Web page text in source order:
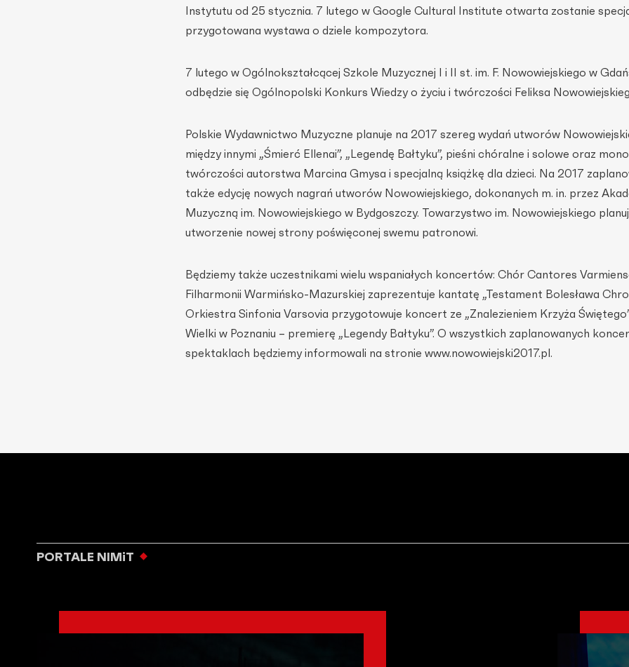
Instytutu od 25 stycznia. 7 lutego w Google Cultural Institute otwarta zostanie
przygotowana wystawa o dziele kompozytora.
7 lutego w Ogólnokształcącej Szkole Muzycznej I i II st. im. F. Nowowiejskiego w
odbędzie się Ogólnopolski Konkurs Wiedzy o życiu i twórczości Feliksa
Polskie Wydawnictwo Muzyczne planuje na 2017 szereg wydań utworów
między innymi „Śmierć Ellenai”, „Legendę Bałtyku”, pieśni chóralne i solowe oraz
twórczości autorstwa Marcina Gmysa i specjalną książkę dla dzieci. Na 2017
także edycję nowych nagrań utworów Nowowiejskiego, dokonanych m. in. przez
Muzyczną im. Nowowiejskiego w Bydgoszczy. Towarzystwo im. Nowowiejskiego
utworzenie nowej strony poświęconej swemu patronowi.
Będziemy także uczestnikami wielu wspaniałych koncertów: Chór Cantores
Filharmonii Warmińsko-Mazurskiej zaprezentuje kantatę „Testament Bolesława
Orkiestra Sinfonia Varsovia przygotowuje koncert ze „Znalezieniem Krzyża
Wielki w Poznaniu – premierę „Legendy Bałtyku”. O wszystkich zaplanowanych
spektaklach będziemy informowali na stronie www.nowowiejski2017.pl.
PORTALE NIMiT